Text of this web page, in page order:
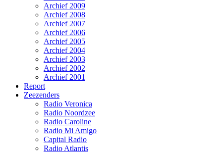
Archief 2009
Archief 2008
Archief 2007
Archief 2006
Archief 2005
Archief 2004
Archief 2003
Archief 2002
Archief 2001
Report
Zeezenders
Radio Veronica
Radio Noordzee
Radio Caroline
Radio Mi Amigo
Capital Radio
Radio Atlantis